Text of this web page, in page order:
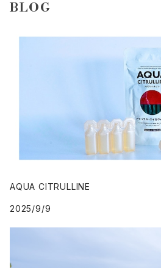
BLOG
AQUA CITRULLINE
2025/9/9